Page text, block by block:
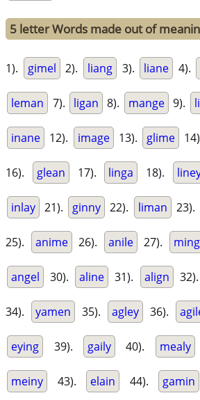
5 letter Words made out of
1). gimel 2). liang 3). liane 4).
leman 7). ligan 8). mange 9).
inane 12). image 13). glime
16). glean 17). linga 18).
inlay 21). ginny 22). liman 23).
25). anime 26). anile 27).
angel 30). aline 31). align 32).
34). yamen 35). agley 36).
eying 39). gaily 40). mealy
meiny 43). elain 44). gamin